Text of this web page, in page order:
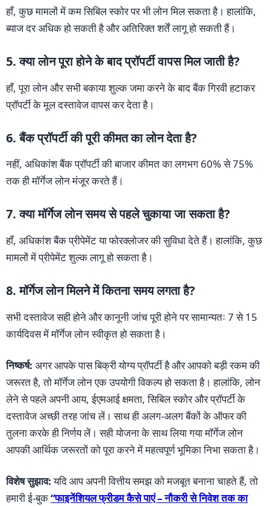
हाँ, कुछ मामलों में कम सिबिल स्कोर पर भी लोन मिल सकता है। हालांकि,
ब्याज दर अधिक हो सकती है और अतिरिक्त शर्तें लागू हो सकती हैं।
5. क्या लोन पूरा होने के बाद प्रॉपर्टी वापस मिल जाती है?
हाँ, पूरा लोन और सभी बकाया शुल्क जमा करने के बाद बैंक गिरवी हटाकर
प्रॉपर्टी के मूल दस्तावेज वापस कर देता है।
6. बैंक प्रॉपर्टी की पूरी कीमत का लोन देता है?
नहीं, अधिकांश बैंक प्रॉपर्टी की बाजार कीमत का लगभग 60% से 75%
तक ही मॉर्गेज लोन मंजूर करते हैं।
7. क्या मॉर्गेज लोन समय से पहले चुकाया जा सकता है?
हाँ, अधिकांश बैंक प्रीपेमेंट या फोरक्लोजर की सुविधा देते हैं। हालांकि, कुछ
मामलों में प्रीपेमेंट शुल्क लागू हो सकता है।
8. मॉर्गेज लोन मिलने में कितना समय लगता है?
सभी दस्तावेज सही होने और कानूनी जांच पूरी होने पर सामान्यतः 7 से 15
कार्यदिवस में मॉर्गेज लोन स्वीकृत हो सकता है।
निष्कर्ष: अगर आपके पास बिक्री योग्य प्रॉपर्टी है और आपको बड़ी रकम की
जरूरत है, तो मॉर्गेज लोन एक उपयोगी विकल्प हो सकता है। हालांकि, लोन
लेने से पहले अपनी आय, ईएमआई क्षमता, सिबिल स्कोर और प्रॉपर्टी के
दस्तावेज अच्छी तरह जांच लें। साथ ही अलग-अलग बैंकों के ऑफर की
तुलना करके ही निर्णय लें। सही योजना के साथ लिया गया मॉर्गेज लोन
आपकी आर्थिक जरूरतों को पूरा करने में महत्वपूर्ण भूमिका निभा सकता है।
विशेष सुझाव:यदि आप अपनी वित्तीय समझ को मजबूत बनाना चाहते हैं, तो
हमारी ई-बुक“फाइनेंशियल फ्रीडम कैसे पाएं – नौकरी से निवेश तक का